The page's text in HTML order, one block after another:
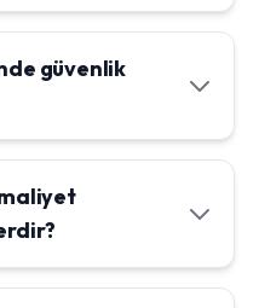
güvenlik
maliyet